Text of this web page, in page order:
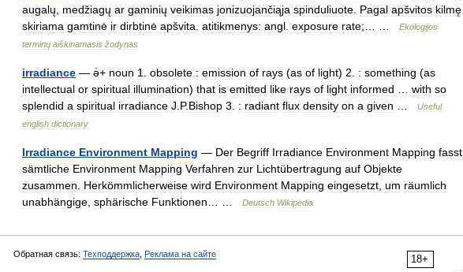
augalų
medžiagų ar gaminių veikimas jonizuojančiąja spinduliuote Pagal apšvitos kilmę
skiriama gamtinė ir dirbtinė apšvita atitikmenys: angl exposure rate;… …
Ekologijos
terminų aiškinamasis žodynas
irradiance — ə̇+ noun 1 obsolete : emission of rays (as of light) 2 : something (as
intellectual or spiritual illumination) that is emitted like rays of light informed with so
splendid a spiritual irradiance J P.Bishop 3 : radiant flux density on a given
Useful
english dictionary
Irradiance Environment Mapping — Der Begriff Irradiance Environment Mapping fasst
sämtliche Environment Mapping Verfahren zur Lichtübertragung auf Objekte
zusammen
Herkömmlicherweise wird Environment Mapping eingesetzt um räumlich
unabhängige sphärische Funktionen Deutsch Wikipedia
18+
Обратная связь: Техподдержка Реклама на сайте